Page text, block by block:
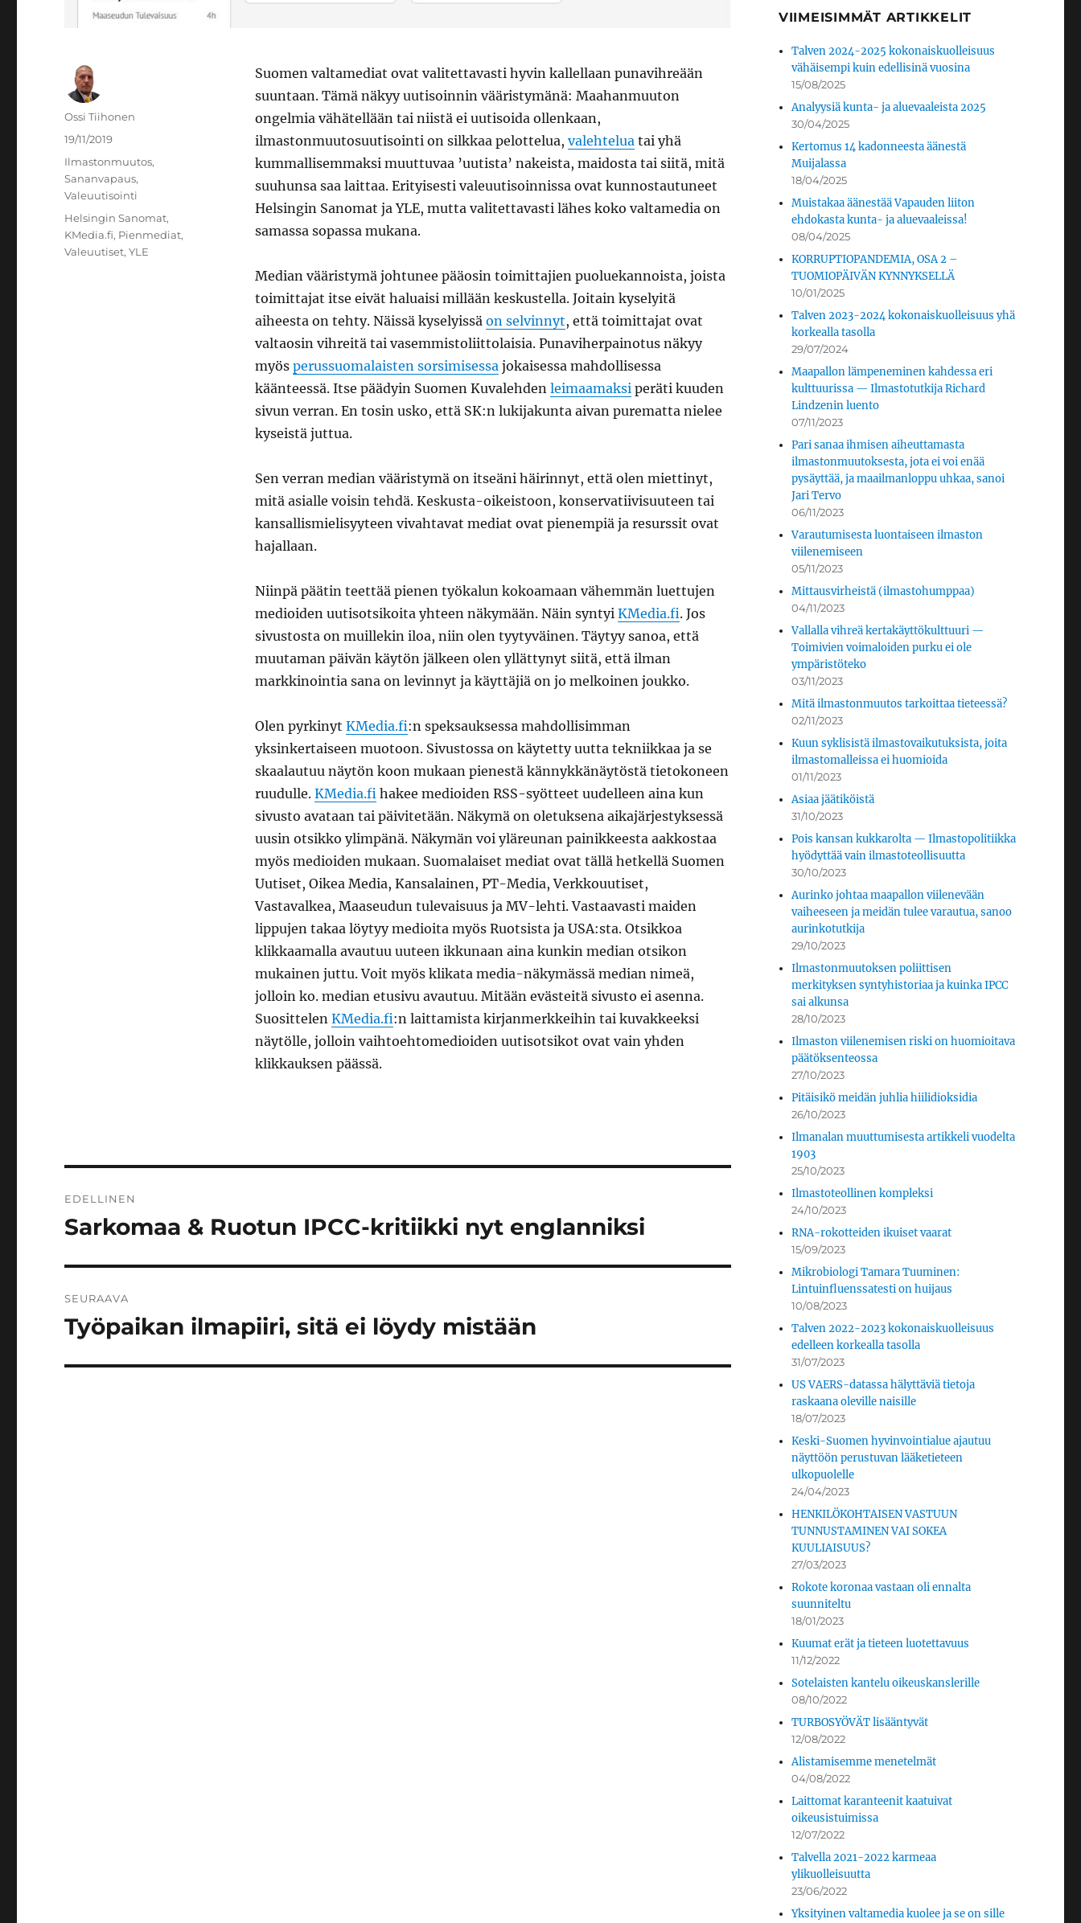
Suomen valtamediat ovat valitettavasti hyvin kallellaan punavihreään
suuntaan. Tämä näkyy uutisoinnin vääristymänä: Maahanmuuton
ongelmia vähätellään tai niistä ei uutisoida ollenkaan,
ilmastonmuutosuutisointi on silkkaa pelottelua, valehteluatai yhä
kummallisemmaksi muuttuvaa ’uutista’ nakeista, maidosta tai siitä, mitä
suuhunsa saa laittaa. Erityisesti valeuutisoinnissa ovat kunnostautuneet
Helsingin Sanomat ja YLE, mutta valitettavasti lähes koko valtamedia on
samassa sopassa mukana.
Median vääristymä johtunee pääosin toimittajien puoluekannoista, joista
toimittajat itse eivät haluaisi millään keskustella. Joitain kyselyitä
aiheesta on tehty. Näissä kyselyissä on selvinnyt, että toimittajat ovat
valtaosin vihreitä tai vasemmistoliittolaisia. Punaviherpainotus näkyy
myös perussuomalaisten sorsimisessajokaisessa mahdollisessa
käänteessä. Itse päädyin Suomen Kuvalehden leimaamaksiperäti kuuden
sivun verran. En tosin usko, että SK:n lukijakunta aivan purematta nielee
kyseistä juttua.
Sen verran median vääristymä on itseäni häirinnyt, että olen miettinyt,
mitä asialle voisin tehdä. Keskusta-oikeistoon, konservatiivisuuteen tai
kansallismielisyyteen vivahtavat mediat ovat pienempiä ja resurssit ovat
hajallaan.
Niinpä päätin teettää pienen työkalun kokoamaan vähemmän luettujen
medioiden uutisotsikoita yhteen näkymään. Näin syntyi KMedia.fi. Jos
sivustosta on muillekin iloa, niin olen tyytyväinen. Täytyy sanoa, että
muutaman päivän käytön jälkeen olen yllättynyt siitä, että ilman
markkinointia sana on levinnyt ja käyttäjiä on jo melkoinen joukko.
Olen pyrkinyt KMedia.fi:n speksauksessa mahdollisimman
yksinkertaiseen muotoon. Sivustossa on käytetty uutta tekniikkaa ja se
skaalautuu näytön koon mukaan pienestä kännykkänäytöstä tietokoneen
ruudulle. KMedia.fihakee medioiden RSS-syötteet uudelleen aina kun
sivusto avataan tai päivitetään. Näkymä on oletuksena aikajärjestyksessä
uusin otsikko ylimpänä. Näkymän voi yläreunan painikkeesta aakkostaa
myös medioiden mukaan. Suomalaiset mediat ovat tällä hetkellä Suomen
Uutiset, Oikea Media, Kansalainen, PT-Media, Verkkouutiset,
Vastavalkea, Maaseudun tulevaisuus ja MV-lehti. Vastaavasti maiden
lippujen takaa löytyy medioita myös Ruotsista ja USA:sta. Otsikkoa
klikkaamalla avautuu uuteen ikkunaan aina kunkin median otsikon
mukainen juttu. Voit myös klikata media-näkymässä median nimeä,
jolloin ko. median etusivu avautuu. Mitään evästeitä sivusto ei asenna.
Suosittelen KMedia.fi:n laittamista kirjanmerkkeihin tai kuvakkeeksi
näytölle, jolloin vaihtoehtomedioiden uutisotsikot ovat vain yhden
klikkauksen päässä.
Kirjoittaja
Ossi Tiihonen
Julkaistu
19/11/2019
Kategoriat
Ilmastonmuutos,
Sananvapaus,
Valeuutisointi
Avainsanat
Helsingin Sanomat,
KMedia.fi, Pienmediat,
Valeuutiset,YLE
selaus
EDELLINEN
Edellinen
Sarkomaa & Ruotun IPCC-kritiikki nyt englanniksi
SEURAAVA
Seuraava
Työpaikan ilmapiiri, sitä ei löydy mistään
VIIMEISIMMÄT ARTIKKELIT
Talven 2024-2025 kokonaiskuolleisuus
vähäisempi kuin edellisinä vuosina
15/08/2025
Analyysiä kunta- ja aluevaaleista 2025
30/04/2025
Kertomus 14 kadonneesta äänestä
Muijalassa
18/04/2025
Muistakaa äänestää Vapauden liiton
ehdokasta kunta- ja aluevaaleissa!
08/04/2025
KORRUPTIOPANDEMIA, OSA 2 –
TUOMIOPÄIVÄN KYNNYKSELLÄ
10/01/2025
Talven 2023-2024 kokonaiskuolleisuus yhä
korkealla tasolla
29/07/2024
Maapallon lämpeneminen kahdessa eri
kulttuurissa — Ilmastotutkija Richard
Lindzenin luento
07/11/2023
Pari sanaa ihmisen aiheuttamasta
ilmastonmuutoksesta, jota ei voi enää
pysäyttää, ja maailmanloppu uhkaa, sanoi
Jari Tervo
06/11/2023
Varautumisesta luontaiseen ilmaston
viilenemiseen
05/11/2023
Mittausvirheistä (ilmastohumppaa)
04/11/2023
Vallalla vihreä kertakäyttökulttuuri —
Toimivien voimaloiden purku ei ole
ympäristöteko
03/11/2023
Mitä ilmastonmuutos tarkoittaa tieteessä?
02/11/2023
Kuun syklisistä ilmastovaikutuksista, joita
ilmastomalleissa ei huomioida
01/11/2023
Asiaa jäätiköistä
31/10/2023
Pois kansan kukkarolta — Ilmastopolitiikka
hyödyttää vain ilmastoteollisuutta
30/10/2023
Aurinko johtaa maapallon viilenevään
vaiheeseen ja meidän tulee varautua, sanoo
aurinkotutkija
29/10/2023
Ilmastonmuutoksen poliittisen
merkityksen syntyhistoriaa ja kuinka IPCC
sai alkunsa
28/10/2023
Ilmaston viilenemisen riski on huomioitava
päätöksenteossa
27/10/2023
Pitäisikö meidän juhlia hiilidioksidia
26/10/2023
Ilmanalan muuttumisesta artikkeli vuodelta
1903
25/10/2023
Ilmastoteollinen kompleksi
24/10/2023
RNA-rokotteiden ikuiset vaarat
15/09/2023
Mikrobiologi Tamara Tuuminen:
Lintuinfluenssatesti on huijaus
10/08/2023
Talven 2022-2023 kokonaiskuolleisuus
edelleen korkealla tasolla
31/07/2023
US VAERS-datassa hälyttäviä tietoja
raskaana oleville naisille
18/07/2023
Keski-Suomen hyvinvointialue ajautuu
näyttöön perustuvan lääketieteen
ulkopuolelle
24/04/2023
HENKILÖKOHTAISEN VASTUUN
TUNNUSTAMINEN VAI SOKEA
KUULIAISUUS?
27/03/2023
Rokote koronaa vastaan oli ennalta
suunniteltu
18/01/2023
Kuumat erät ja tieteen luotettavuus
11/12/2022
Sotelaisten kantelu oikeuskanslerille
08/10/2022
TURBOSYÖVÄT lisääntyvät
12/08/2022
Alistamisemme menetelmät
04/08/2022
Laittomat karanteenit kaatuivat
oikeusistuimissa
12/07/2022
Talvella 2021-2022 karmeaa
ylikuolleisuutta
23/06/2022
Yksityinen valtamedia kuolee ja se on sille